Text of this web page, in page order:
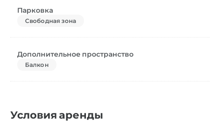
Парковка
Свободная зона
Дополнительное пространство
Балкон
Условия аренды